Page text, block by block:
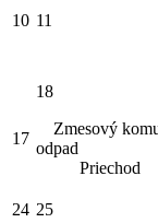
10 11
17
18
Zmesový
odpad
Priechod
24 25